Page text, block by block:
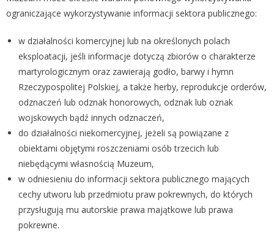
ograniczające wykorzystywanie informacji sektora publicznego:
w działalności komercyjnej lub na określonych polach
eksploatacji, jeśli informacje dotyczą zbiorów o charakterze
martyrologicznym oraz zawierają godło, barwy i hymn
Rzeczypospolitej Polskiej, a także herby, reprodukcje orderów,
odznaczeń lub odznak honorowych, odznak lub oznak
wojskowych bądź innych odznaczeń,
do działalności niekomercyjnej, jeżeli są powiązane z
obiektami objętymi roszczeniami osób trzecich lub
niebędącymi własnością Muzeum,
w odniesieniu do informacji sektora publicznego mających
cechy utworu lub przedmiotu praw pokrewnych, do których
przysługują mu autorskie prawa majątkowe lub prawa
pokrewne.